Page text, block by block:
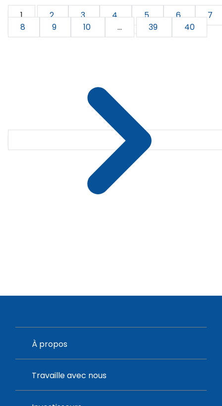
1 2 3 4 5 6
7
8
9 10 ... 39 40
À propos
Travaille avec nous